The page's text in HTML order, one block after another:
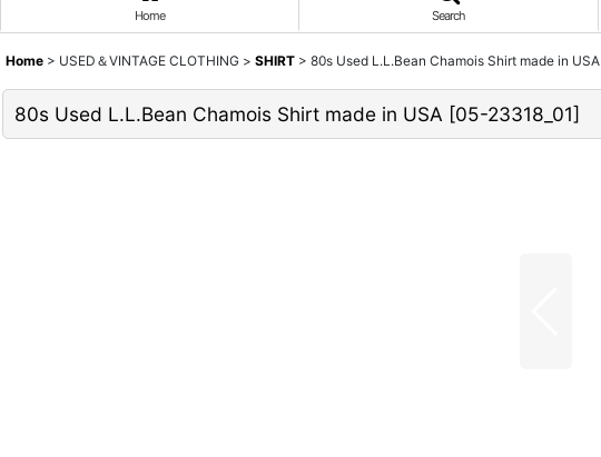
Home Search
Home > USED＆VINTAGE CLOTHING > SHIRT > 80s Used L.L.Bean Chamois Shirt made in USA
80s Used L.L.Bean Chamois Shirt made in USA [05-23318_01]